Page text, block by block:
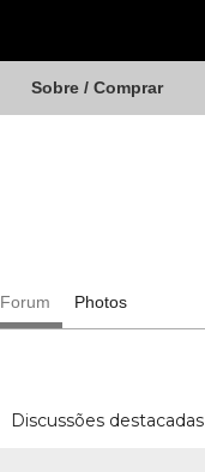
Sobre / Comprar
Forum Photos
Discussões destacadas